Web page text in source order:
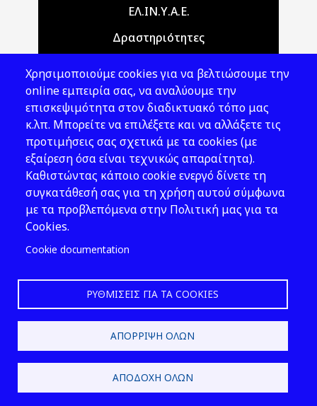
Main navigationΕΛ.ΙΝ.Υ.Α.Ε.
Δραστηριότητες
Νομοθεσία
Εκδόσεις
Νέα - Εκδηλώσεις
Ακολουθήστε μας
Χρησιμοποιούμε cookies για να βελτιώσουμε την
online εμπειρία σας, να αναλύουμε την
επισκεψιμότητα στον διαδικτυακό τόπο μας
κ.λπ. Μπορείτε να επιλέξετε και να αλλάξετε τις
προτιμήσεις σας σχετικά με τα cookies (με
εξαίρεση όσα είναι τεχνικώς απαραίτητα).
Καθιστώντας κάποιο cookie ενεργό δίνετε τη
συγκατάθεσή σας για τη χρήση αυτού σύμφωνα
με τα προβλεπόμενα στην Πολιτική μας για τα
Cookies.
Cookie documentation
ΡΥΘΜΊΣΕΙΣ ΓΙΑ ΤΑ COOKIES
ΑΠΌΡΡΙΨΗ ΌΛΩΝ
ΑΠΟΔΟΧΉ ΌΛΩΝ
2026 © ΕΛ.ΙΝ.Υ.Α.Ε.
Design & Development by